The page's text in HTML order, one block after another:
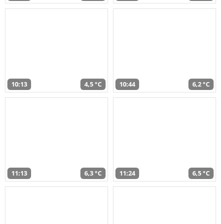
10:13 4,5 °C 10:44 6,2 °C
11:13 6,3 °C 11:24 6,5 °C